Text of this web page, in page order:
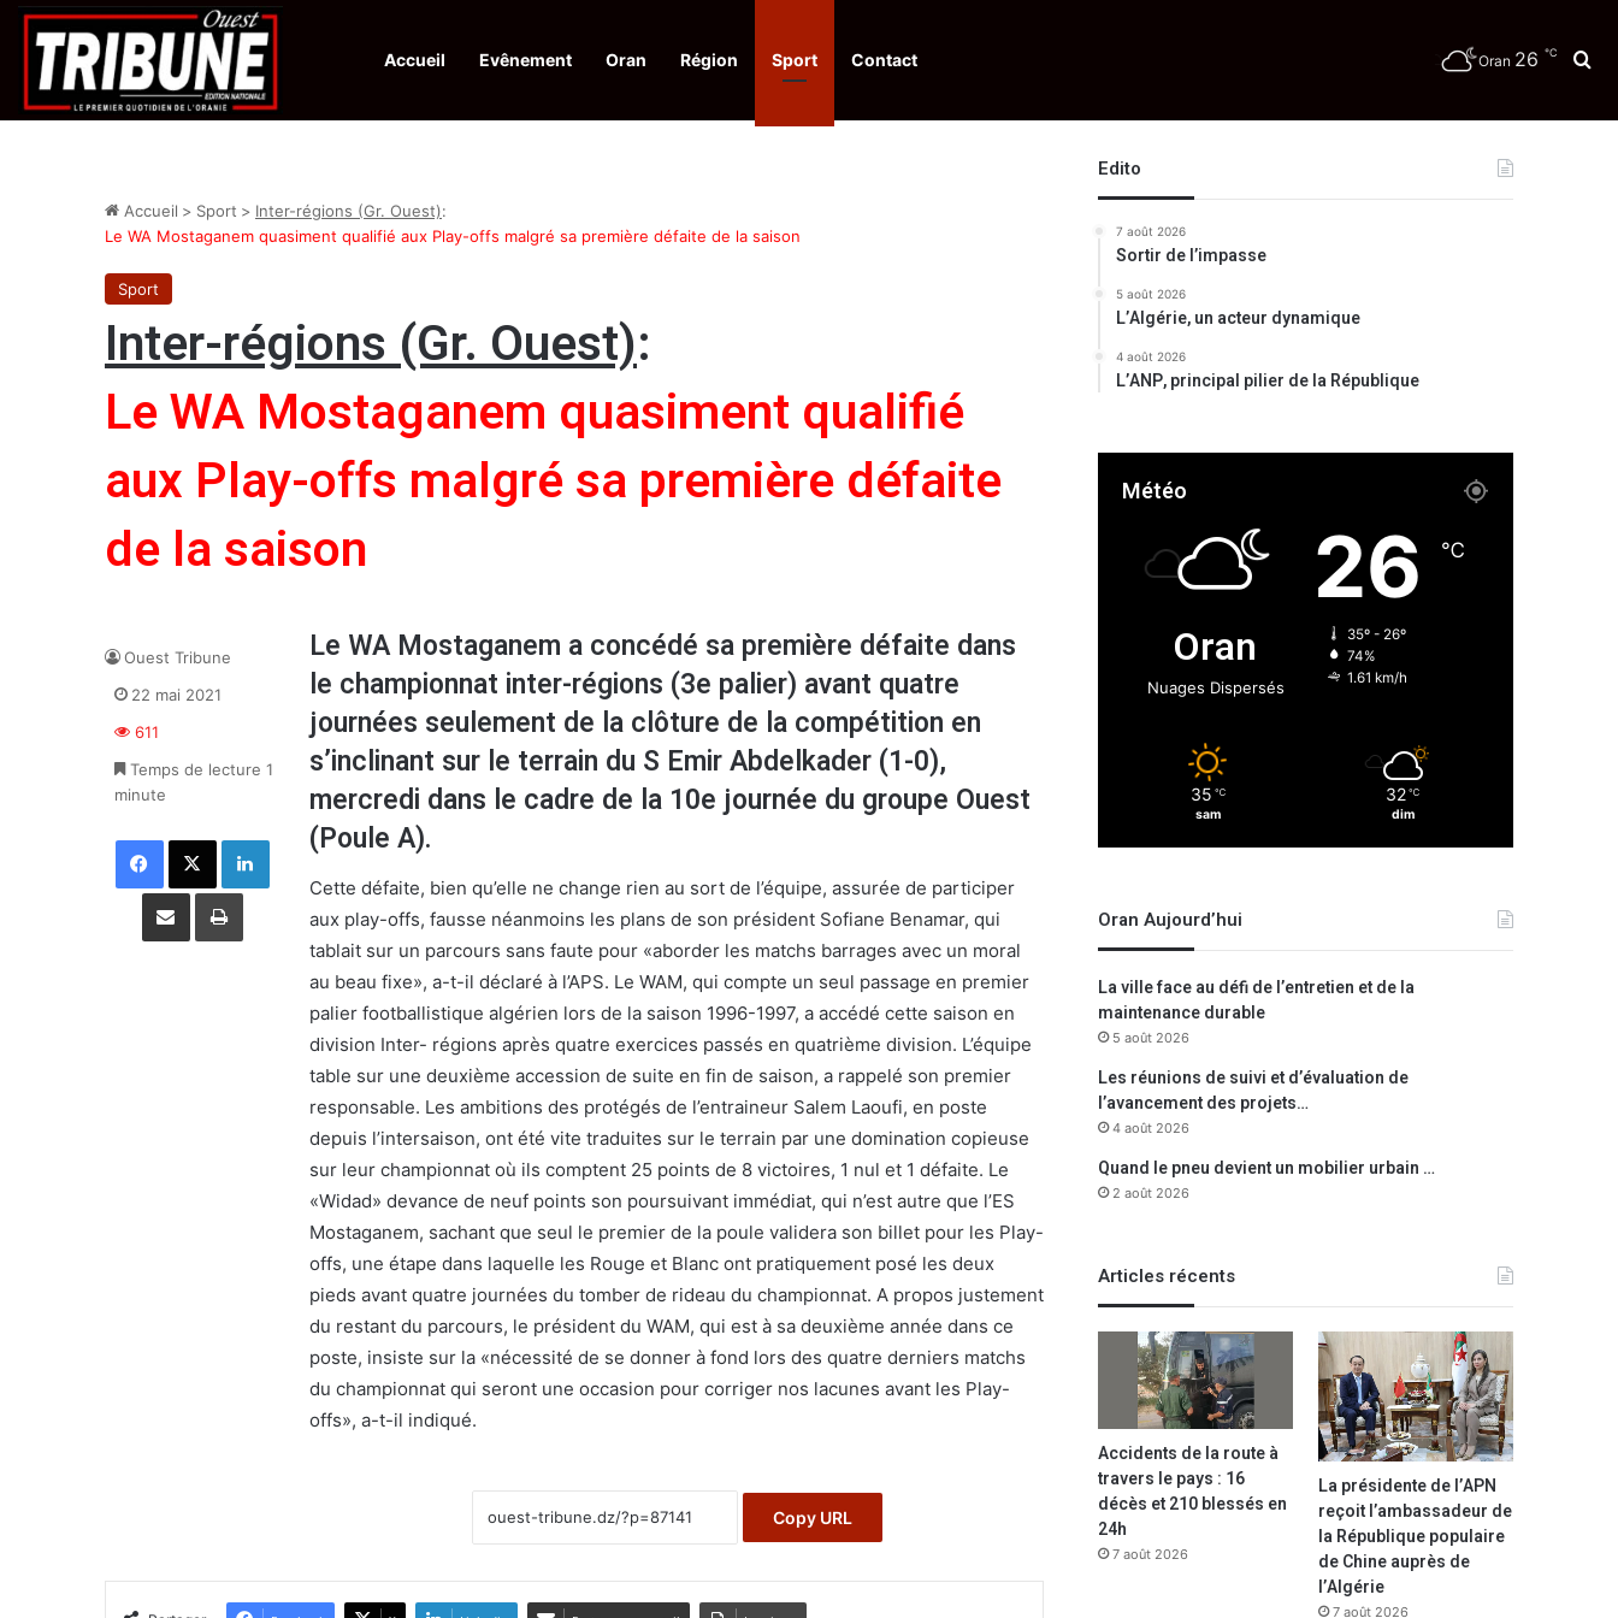
Accueil Evênement Oran Région Sport Contact Oran 26 ℃
Infos en Direct: Lutte contre les drogues : octroi de récompenses financières aux dénonciateurs de trafiquants
Accueil > Sport > Inter-régions (Gr. Ouest):
Le WA Mostaganem quasiment qualifié aux Play-offs malgré sa première défaite de la saison
Sport
Inter-régions (Gr. Ouest):
Le WA Mostaganem quasiment qualifié
aux Play-offs malgré sa première défaite
de la saison
Le WA Mostaganem a concédé sa première défaite dans
le championnat inter-régions (3e palier) avant quatre
journées seulement de la clôture de la compétition en
s’inclinant sur le terrain du S Emir Abdelkader (1-0),
mercredi dans le cadre de la 10e journée du groupe Ouest
(Poule A).
Cette défaite, bien qu’elle ne change rien au sort de l’équipe, assurée de participer
aux play-offs, fausse néanmoins les plans de son président Sofiane Benamar, qui
tablait sur un parcours sans faute pour «aborder les matchs barrages avec un moral
au beau fixe», a-t-il déclaré à l’APS. Le WAM, qui compte un seul passage en premier
palier footballistique algérien lors de la saison 1996-1997, a accédé cette saison en
division Inter- régions après quatre exercices passés en quatrième division. L’équipe
table sur une deuxième accession de suite en fin de saison, a rappelé son premier
responsable. Les ambitions des protégés de l’entraineur Salem Laoufi, en poste
depuis l’intersaison, ont été vite traduites sur le terrain par une domination copieuse
sur leur championnat où ils comptent 25 points de 8 victoires, 1 nul et 1 défaite. Le
«Widad» devance de neuf points son poursuivant immédiat, qui n’est autre que l’ES
Mostaganem, sachant que seul le premier de la poule validera son billet pour les Play-
offs, une étape dans laquelle les Rouge et Blanc ont pratiquement posé les deux
pieds avant quatre journées du tomber de rideau du championnat. A propos justement
du restant du parcours, le président du WAM, qui est à sa deuxième année dans ce
poste, insiste sur la «nécessité de se donner à fond lors des quatre derniers matchs
du championnat qui seront une occasion pour corriger nos lacunes avant les Play-
offs», a-t-il indiqué.
Copy URL
Ouest Tribune
22 mai 2021
611
Temps de lecture 1
minute
Facebook X Linkedin
Partager par email Imprimer
Edito
7 août 2026
Sortir de l’impasse
5 août 2026
L’Algérie, un acteur dynamique
4 août 2026
L’ANP, principal pilier de la République
Météo
Oran
Nuages Dispersés
26 ℃
35º - 26º
74%
1.61 km/h
35 ℃
sam
32 ℃
dim
Oran Aujourd’hui
La ville face au défi de l’entretien et de la
maintenance durable
5 août 2026
Les réunions de suivi et d’évaluation de
l’avancement des projets…
4 août 2026
Quand le pneu devient un mobilier urbain …
2 août 2026
Articles récents
Accidents de la route à
travers le pays : 16
décès et 210 blessés en
24h
7 août 2026
La présidente de l’APN
reçoit l’ambassadeur de
la République populaire
de Chine auprès de
l’Algérie
7 août 2026